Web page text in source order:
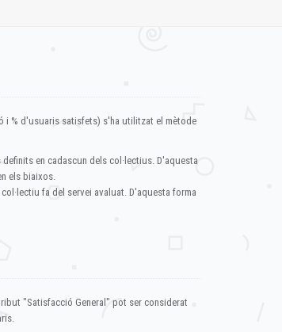
i % d'usuaris satisfets) s'ha utilitzat el mètode
en cadascun dels col·lectius. D'aquesta
els biaixos.
fa del servei avaluat. D'aquesta forma
"Satisfacció General" pot ser considerat